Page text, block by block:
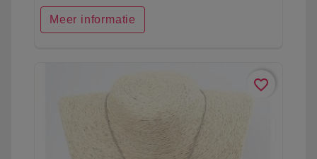
Meer informatie
favorite_border